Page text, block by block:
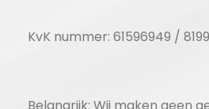
KvK nummer: 61596949 /